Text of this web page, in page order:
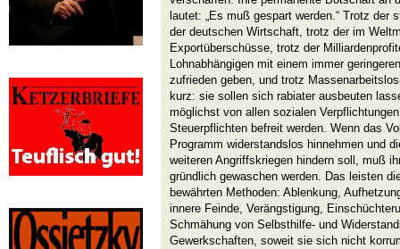
lautet: „Es muß gespart werden.“ Trotz der
der deutschen Wirtschaft, trotz der im
Exportüberschüsse, trotz der
Lohnabhängigen mit einem immer
zufrieden geben, und trotz
kurz: sie sollen sich rabiater ausbeuten
möglichst von allen sozialen
Steuerpflichten befreit werden. Wenn das
Programm widerstandslos hinnehmen und
weiteren Angriffskriegen hindern soll, muß
gründlich gewaschen werden. Das leisten
bewährten Methoden: Ablenkung,
innere Feinde, Verängstigung,
Schmähung von Selbsthilfe- und
Gewerkschaften, soweit sie sich nicht